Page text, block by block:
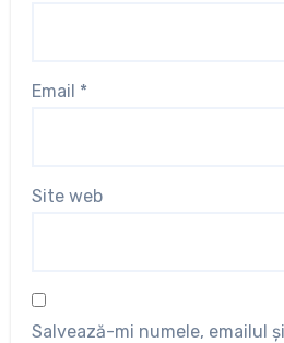
Email *
Site web
Salvează-mi numele, emailul